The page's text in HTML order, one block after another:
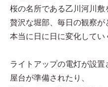
桜の名所である乙川河川敷
贅沢な堀部、毎日の観察が
本当に日に日に変化してい
ライトアップの電灯が設置
屋台が準備されたり、